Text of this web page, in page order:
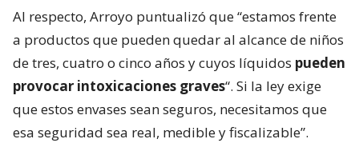
Al respecto, Arroyo puntualizó que “estamos frente
a productos que pueden quedar al alcance de niños
de tres, cuatro o cinco años y cuyos líquidos pueden
provocar intoxicaciones graves“. Si la ley exige
que estos envases sean seguros, necesitamos que
esa seguridad sea real, medible y fiscalizable”.